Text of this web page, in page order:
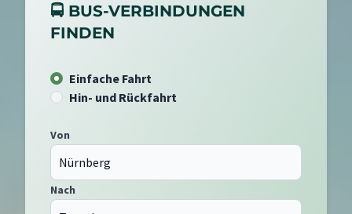
🚍 BUS-VERBINDUNGEN
FINDEN
Einfache Fahrt
Hin- und Rückfahrt
Von
Nach